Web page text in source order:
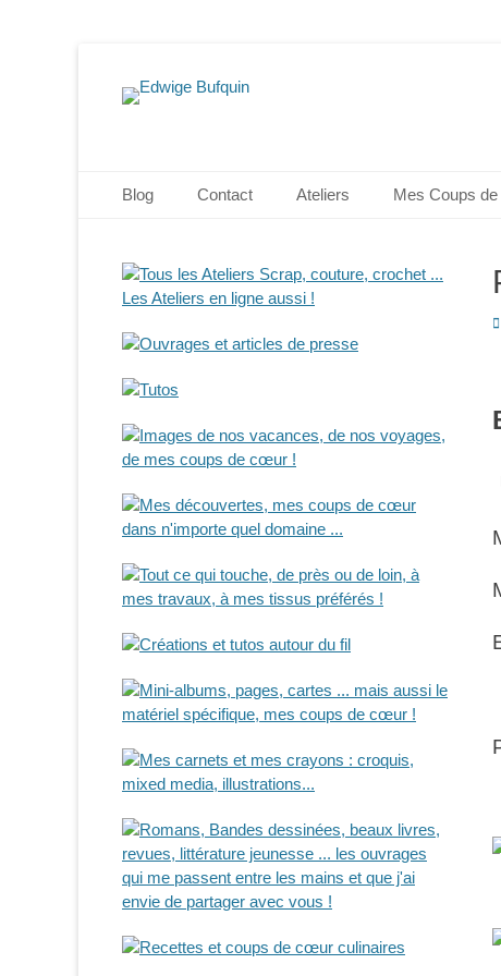
Edwige Bufquin
Menu principal
Blog Contact Ateliers Mes Coups